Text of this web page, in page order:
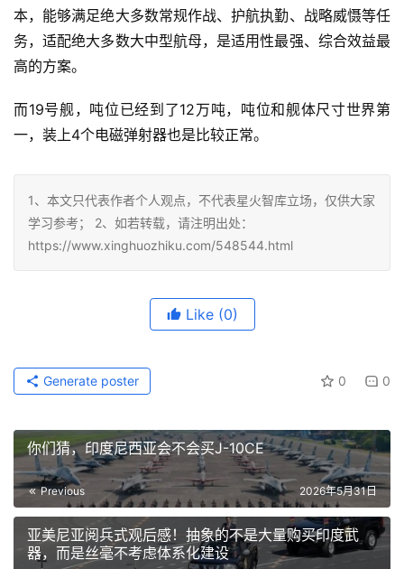
本，能够满足绝大多数常规作战、护航执勤、战略威慑等任
务，适配绝大多数大中型航母，是适用性最强、综合效益最
高的方案。
而19号舰，吨位已经到了12万吨，吨位和舰体尺寸世界第
一，装上4个电磁弹射器也是比较正常。
1、本文只代表作者个人观点，不代表星火智库立场，仅供大家
学习参考； 2、如若转载，请注明出处：
https://www.xinghuozhiku.com/548544.html
Like (0)
0 0
Generate poster
你们猜，印度尼西亚会不会买J-10CE
Previous 2026年5月31日
亚美尼亚阅兵式观后感！抽象的不是大量购买印度武
器，而是丝毫不考虑体系化建设